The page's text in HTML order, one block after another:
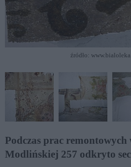
źródło:
Podczas prac
Modlińskiej 257 odkryto